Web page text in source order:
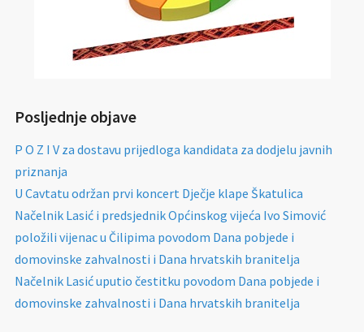
Posljednje objave
P O Z I V za dostavu prijedloga kandidata za dodjelu javnih
priznanja
U Cavtatu održan prvi koncert Dječje klape Škatulica
Načelnik Lasić i predsjednik Općinskog vijeća Ivo Simović
položili vijenac u Čilipima povodom Dana pobjede i
domovinske zahvalnosti i Dana hrvatskih branitelja
Načelnik Lasić uputio čestitku povodom Dana pobjede i
domovinske zahvalnosti i Dana hrvatskih branitelja